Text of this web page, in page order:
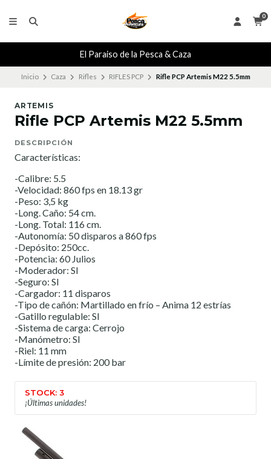
0
El Paraiso de la Pesca & Caza
Inicio Caza Rifles RIFLES PCP Rifle PCP Artemis M22 5.5mm
ARTEMIS
Rifle PCP Artemis M22 5.5mm
DESCRIPCIÓN
Características:
-Calibre: 5.5
-Velocidad: 860 fps en 18.13 gr
-Peso: 3,5 kg
-Long. Caño: 54 cm.
-Long. Total: 116 cm.
-Autonomía: 50 disparos a 860 fps
-Depósito: 250cc.
-Potencia: 60 Julios
-Moderador: SI
-Seguro: SI
-Cargador: 11 disparos
-Tipo de cañón: Martillado en frío – Anima 12 estrías
-Gatillo regulable: SI
-Sistema de carga: Cerrojo
-Manómetro: SI
-Riel: 11 mm
-Límite de presión: 200 bar
STOCK: 3
¡Últimas unidades!